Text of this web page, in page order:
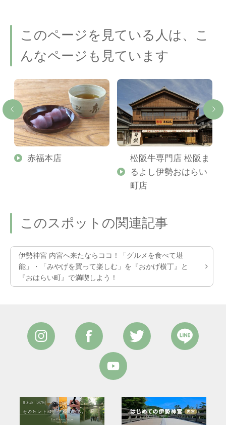
このページを見ている人は、こ
んなページも見ています
赤福本店
松阪牛専門店 松阪ま
るよし伊勢おはらい
町店
このスポットの関連記事
伊勢神宮 内宮へ来たならココ！「グルメを食べて堪
能」・「みやげを買って楽しむ」を『おかげ横丁』と
『おはらい町』で満喫しよう！